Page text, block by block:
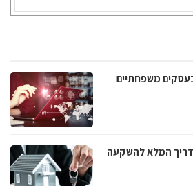
משפחתיים
המלא להשקעה